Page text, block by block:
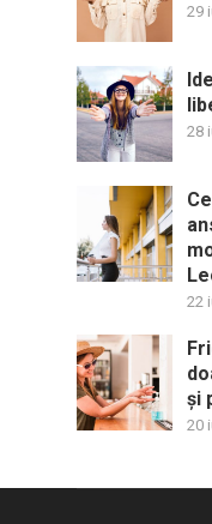
29
28
22
și
20